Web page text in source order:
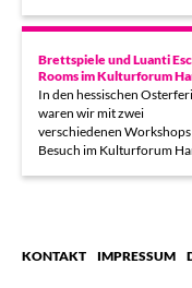
Brettspiele und Luanti
Rooms im Kulturforum
In den hessischen
waren wir mit zwei
verschiedenen Workshops
Besuch im Kulturforum
KONTAKT IMPRESSUM